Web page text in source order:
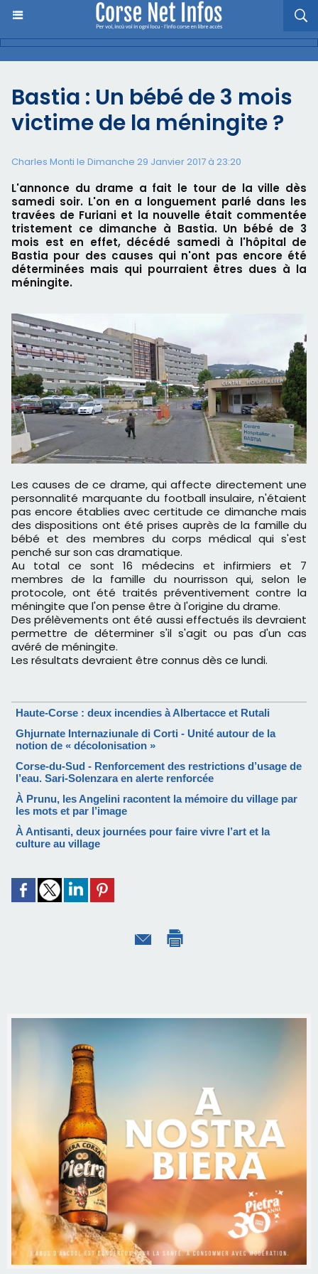
Bastia : Un bébé de 3 mois
victime de la méningite ?
Charles Monti le Dimanche 29 Janvier 2017 à 23:20
L'annonce du drame a fait le tour de la ville dès
samedi soir. L'on en a longuement parlé dans les
travées de Furiani et la nouvelle était commentée
tristement ce dimanche à Bastia. Un bébé de 3
mois est en effet, décédé samedi à l'hôpital de
Bastia pour des causes qui n'ont pas encore été
déterminées mais qui pourraient êtres dues à la
méningite.
Les causes de ce drame, qui affecte directement une
personnalité marquante du football insulaire, n'étaient
pas encore établies avec certitude ce dimanche mais
des dispositions ont été prises auprès de la famille du
bébé et des membres du corps médical qui s'est
penché sur son cas dramatique.
Au total ce sont 16 médecins et infirmiers et 7
membres de la famille du nourrisson qui, selon le
protocole, ont été traités préventivement contre la
méningite que l'on pense être à l'origine du drame.
Des prélèvements ont été aussi effectués ils devraient
permettre de déterminer s'il s'agit ou pas d'un cas
avéré de méningite.
Les résultats devraient être connus dès ce lundi.
Haute-Corse : deux incendies à Albertacce et Rutali
Ghjurnate Internaziunale di Corti - Unité autour de la
notion de « décolonisation »
Corse-du-Sud - Renforcement des restrictions d’usage de
l’eau. Sari-Solenzara en alerte renforcée
À Prunu, les Angelini racontent la mémoire du village par
les mots et par l’image
À Antisanti, deux journées pour faire vivre l’art et la
culture au village